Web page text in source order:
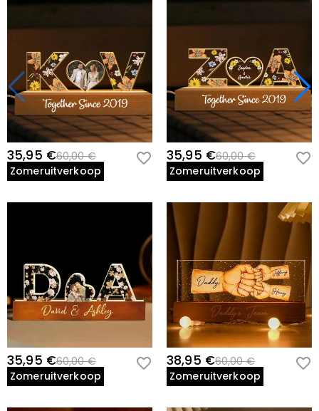
35,95 €60,00 €
Zomeruitverkoop
35,95 €60,00 €
Zomeruitverkoop
35,95 €60,00 €
Zomeruitverkoop
38,95 €60,00 €
Zomeruitverkoop